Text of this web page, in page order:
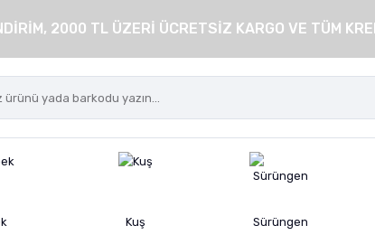
2000 TL ÜZERİ ÜCRETSİZ KARGO VE TÜM
Kuş Sürüngen